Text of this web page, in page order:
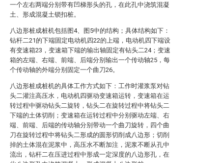
一个左右两端分别带有凹梯形头的孔，在此孔中浇筑混凝
土、形成混凝土锁扣桩。
八边形桩成桩机包括图4、图5中的结构；具体结构如下：
钻杆二21的下端固定电动机四22的上端，电动机四下端设
有变速箱23，变速箱下端的输出轴固定有钻头二24；变速
箱的左端、右端、前端、后端分别输出一个传动轴25，每
个传动轴的外端分别固定一个曲刀26。
八边形桩成桩机的具体工作方式如下：工作时灌浆泵对钻
头二灌注高压水，电动机四驱动变速箱运转，变速箱在运
转过程中驱动钻头二旋转，钻头二在旋转过程中将钻头二
下端的土体切削；变速箱在运转过程中分别驱动左端、右
端、前端、后端的传动轴分别带动一个曲刀旋转，四个曲
刀在旋转过程中将钻头二形成的圆形切削成八边形；切削
掉的土体混在泥浆中，高压水不断加注，泥浆不断从孔中
流出，钻杆二在压进过程中形成一定深度的八边形孔，在